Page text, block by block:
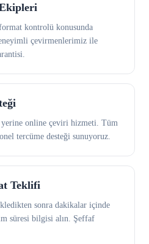
kontrolü konusunda
çevirmenlerimiz ile
online çeviri hizmeti. Tüm
tercüme desteği sunuyoruz.
Teklifi
sonra dakikalar içinde
süresi bilgisi alın. Şeffaf